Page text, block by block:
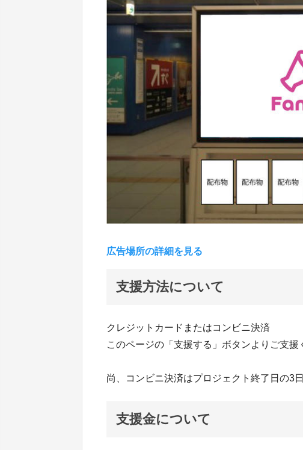
広告場所の詳細を見る
支援方法について
クレジットカードまたはコンビニ決済
このページの「支援する」ボタンよりご支援
尚、コンビニ決済はプロジェクト終了日の3
支援金について